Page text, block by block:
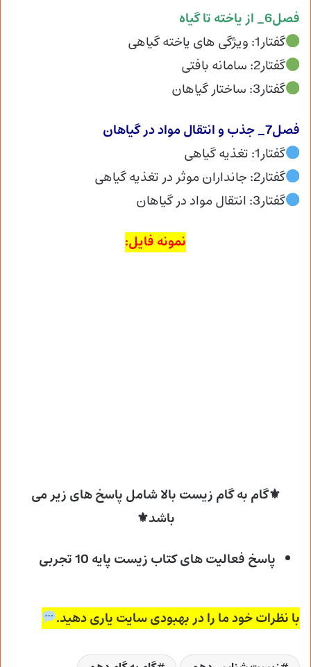
فصل6_ از یاخته تا گیاه
گفتار1: ویژگی های یاخته گیاهی
گفتار2: سامانه بافتی
گفتار3: ساختار گیاهان
فصل7_ جذب و انتقال مواد در گیاهان
گفتار1: تغذیه گیاهی
گفتار2: جانداران موثر در تغذیه گیاهی
گفتار3: انتقال مواد در گیاهان
نمونه فایل:
⚜گام به گام زیست بالا شامل پاسخ های زیر می
باشد⚜
پاسخ فعالیت های کتاب زیست پایه 10 تجربی
با نظرات خود ما را در بهبودی سایت یاری دهید.